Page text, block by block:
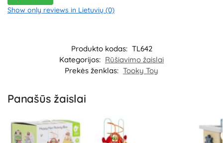
Show only reviews in Lietuvių (0)
Produkto kodas: TL642
Kategorijos: Rūšiavimo žaislai
Prekės ženklas: Tooky Toy
Panašūs žaislai